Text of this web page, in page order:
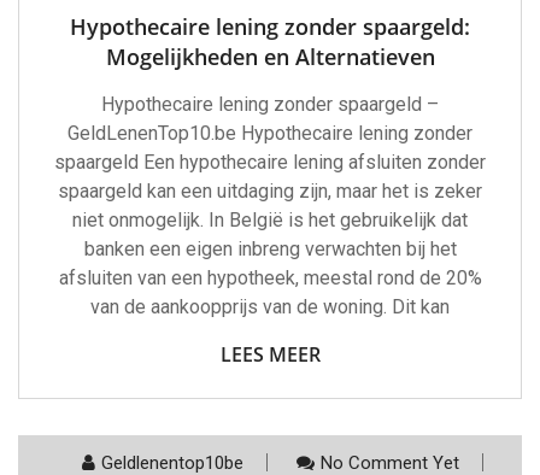
Hypothecaire lening zonder spaargeld:
Mogelijkheden en Alternatieven
Hypothecaire lening zonder spaargeld –
GeldLenenTop10.be Hypothecaire lening zonder
spaargeld Een hypothecaire lening afsluiten zonder
spaargeld kan een uitdaging zijn, maar het is zeker
niet onmogelijk. In België is het gebruikelijk dat
banken een eigen inbreng verwachten bij het
afsluiten van een hypotheek, meestal rond de 20%
van de aankoopprijs van de woning. Dit kan
LEES MEER
Geldlenentop10be
No Comment Yet